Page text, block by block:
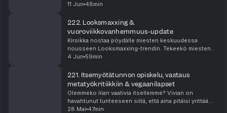
hyvinvointia edistäviä asioita. Jännittävää on myös
11 Jun 48min
222. Looksmaxxing &
vuoroviikkovanhemmuus-update
Kirsikka nostaa pöydälle miesten keskuudessa
nousseen Looksmaxxing-trendin. Tekeekö miesten
kauneudenhoito maailmasta tasa-arvoisemman vain
aiheeseen...
4 Jun 59min
221. Itsemyötätunnon opiskelu, vastaus
metatyökritiikkiin & vegaanilapset
Olemmeko liian vaativia itsellemme? Vivian on
havahtunut tunteeseen siitä, että aina pitäisi yrittää
vähän enemmän, ja miten rimaa tulee koko ajan vähän
28 Mai 47min